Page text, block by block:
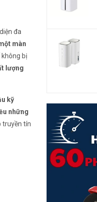
đa
màn
không bị
lượng
kỹ
những
truyền tín